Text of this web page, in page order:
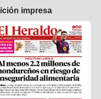
impresa